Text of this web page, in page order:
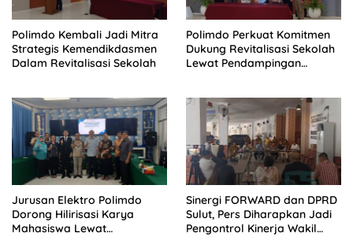
Polimdo Kembali Jadi Mitra
Strategis Kemendikdasmen
Dalam Revitalisasi Sekolah
Polimdo Perkuat Komitmen
Dukung Revitalisasi Sekolah
Lewat Pendampingan
Jurusan Elektro Polimdo
Dorong Hilirisasi Karya
Mahasiswa Lewat
Sinergi FORWARD dan DPRD
Sulut, Pers Diharapkan Jadi
Pengontrol Kinerja Wakil